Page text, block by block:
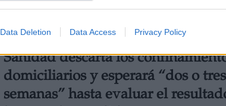
Data Deletion Data Access Privacy Policy
Sanidad descarta los
domiciliarios y esperará “dos o tres
semanas” hasta evaluar el